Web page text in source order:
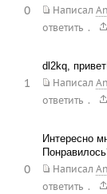
Написал
ответить .
0
dl2kq,
Написал
ответить .
1
Интересно
Написал
ответить .
0